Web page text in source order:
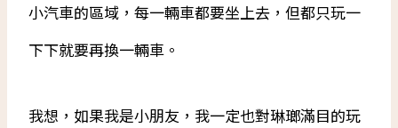
小汽車的區域，每一輛車都要坐上去，但都只玩一
下下就要再換一輛車。
我想，如果我是小朋友，我一定也對琳瑯滿目的玩